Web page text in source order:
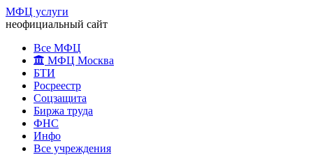
МФЦ услуги
неофициальный сайт
Все МФЦ
МФЦ Москва
БТИ
Росреестр
Соцзащита
Биржа труда
ФНС
Инфо
Все учреждения